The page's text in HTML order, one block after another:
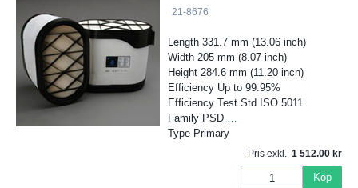
21-8676
Length 331.7 mm (13.06 inch)
Width 205 mm (8.07 inch)
Height 284.6 mm (11.20 inch)
Efficiency Up to 99.95%
Efficiency Test Std ISO 5011
Family PSD …
Type Primary
Pris exkl. 1 512.00
Köp